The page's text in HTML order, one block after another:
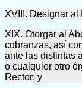
XVIII. Designar al
XIX. Otorgar al
cobranzas, así
ante las distintas
o cualquier otro
Rector; y